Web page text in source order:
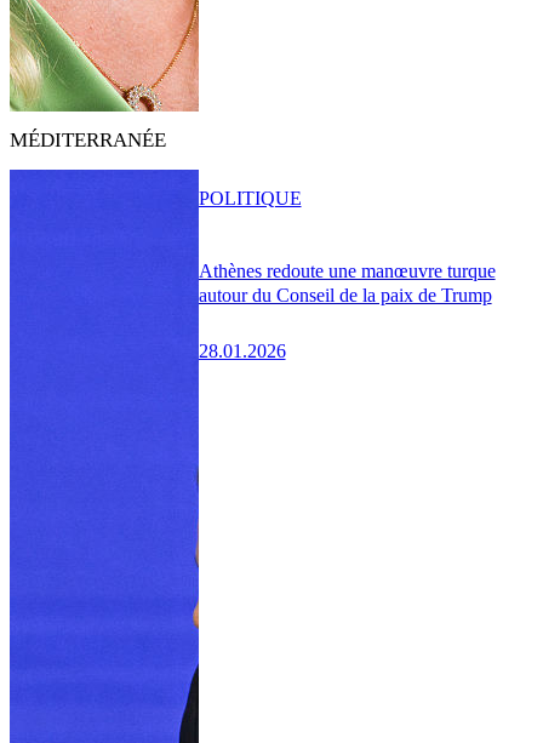
MÉDITERRANÉE
Athènes redoute une manœuvre turque
autour du Conseil de la paix de Trump
28.01.2026
POLITIQUE